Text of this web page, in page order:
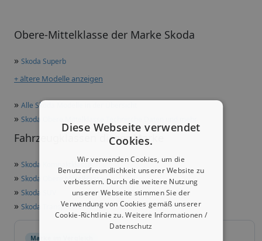
Obere-Mittelklasse der Marke Skoda
» Skoda Superb
+ ältere Modelle anzeigen
» Alle Skoda Modelle in der Übersicht
» Skoda Obere Mittelklasse Technische Daten und mehr
Fahrzeugklassen dieser Marke
» Skoda Kompaktklasse
» Skoda Obere Mittelklasse
» Skoda SUV
» Skoda Transporter - klein
Marke im Vergleich
Diese Webseite verwendet
Cookies.
Wir verwenden Cookies, um die
Benutzerfreundlichkeit unserer Website zu
verbessern. Durch die weitere Nutzung
unserer Webseite stimmen Sie der
Verwendung von Cookies gemäß unserer
Cookie-Richtlinie zu.Weitere Informationen /
Datenschutz